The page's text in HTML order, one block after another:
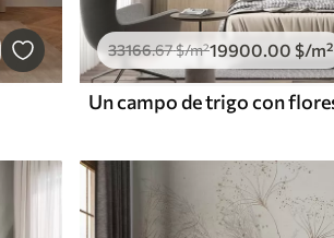
33166.67$/m²19900.00 $/m²